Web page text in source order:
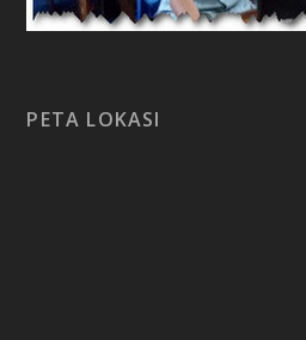
PETA LOKASI